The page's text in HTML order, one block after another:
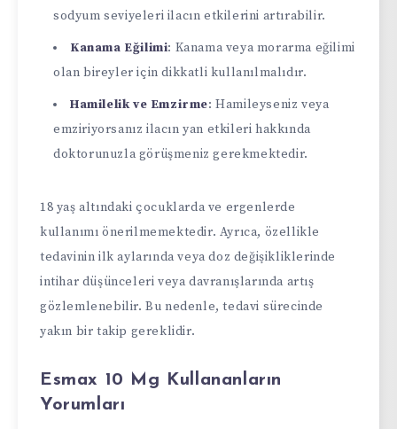
sodyum seviyeleri ilacın etkilerini artırabilir.
Kanama Eğilimi: Kanama veya morarma eğilimi
olan bireyler için dikkatli kullanılmalıdır.
Hamilelik ve Emzirme: Hamileyseniz veya
emziriyorsanız ilacın yan etkileri hakkında
doktorunuzla görüşmeniz gerekmektedir.
18 yaş altındaki çocuklarda ve ergenlerde
kullanımı önerilmemektedir. Ayrıca, özellikle
tedavinin ilk aylarında veya doz değişikliklerinde
intihar düşünceleri veya davranışlarında artış
gözlemlenebilir. Bu nedenle, tedavi sürecinde
yakın bir takip gereklidir.
Esmax 10 Mg Kullananların
Yorumları